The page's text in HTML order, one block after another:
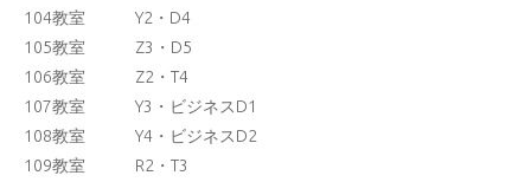
104教室 Y2・D4
105教室 Z3・D5
106教室 Z2・T4
107教室 Y3・ビジネスD1
108教室 Y4・ビジネスD2
109教室 R2・T3